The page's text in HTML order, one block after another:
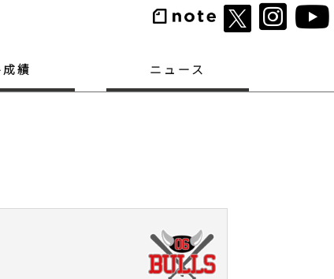
績 ニュース